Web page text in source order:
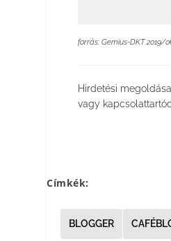
forrás: Gemius-DKT 2019/
Hirdetési
vagy
Címkék:
BLOGGER